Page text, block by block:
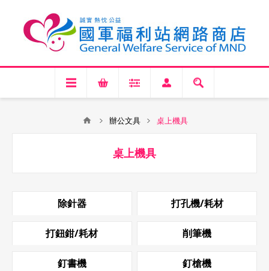
辦公文具 桌上機具
桌上機具
除針器 打孔機/耗材
打鈕鉗/耗材 削筆機
釘書機 釘槍機